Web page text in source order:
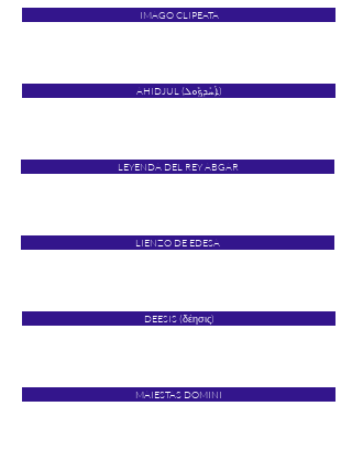
IMAGO CLIPEATA
AHIDJUL (ܐܰܚܺܕܟ݂ܽܘܠ)
LEYENDA DEL REY ABGAR
LIENZO DE EDESA
DEESIS (δέησις)
MAIESTAS DOMINI